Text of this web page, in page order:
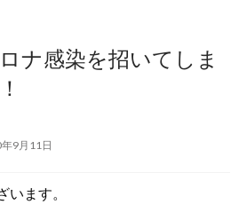
ナ感染を招いてしま
9月11日
います。